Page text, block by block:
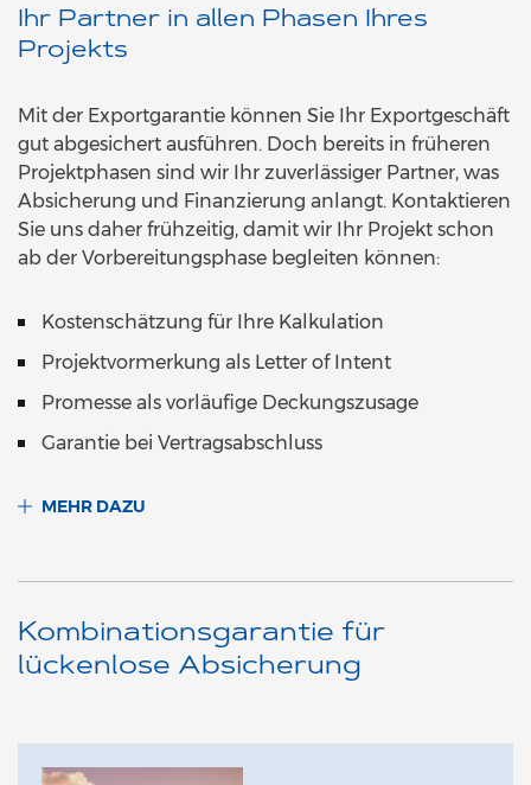
Ihr Partner in allen Phasen Ihres
Projekts
Mit der Exportgarantie können Sie Ihr Exportgeschäft
gut abgesichert ausführen. Doch bereits in früheren
Projektphasen sind wir Ihr zuverlässiger Partner, was
Absicherung und Finanzierung anlangt. Kontaktieren
Sie uns daher frühzeitig, damit wir Ihr Projekt schon
ab der Vorbereitungsphase begleiten können:
Kostenschätzung für Ihre Kalkulation
Projektvormerkung als Letter of Intent
Promesse als vorläufige Deckungszusage
Garantie bei Vertragsabschluss
MEHR DAZU
Kombinationsgarantie für
lückenlose Absicherung